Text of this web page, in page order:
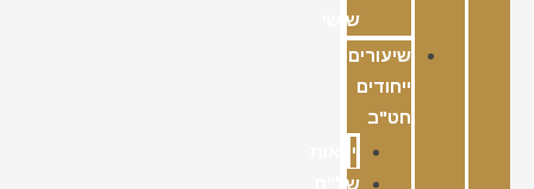
שישי
שיעורים
ייחודים
חט"ב
ימאות
של”ח